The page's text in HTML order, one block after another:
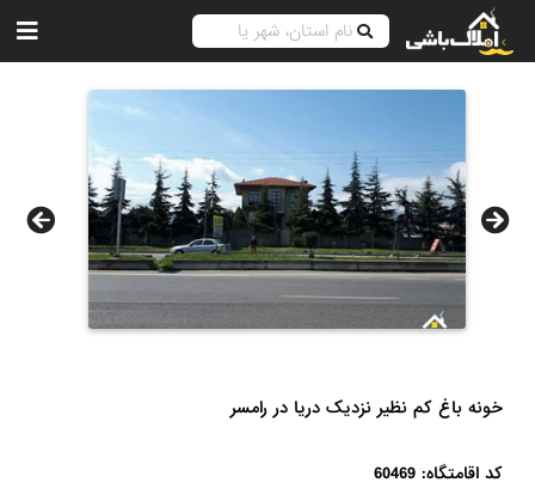
خونه باغ کم نظیر نزدیک دریا در رامسر
کد اقامتگاه: 60469